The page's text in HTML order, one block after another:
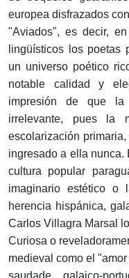
europea disfrazados
"Aviados", es decir,
lingüísticos los poetas
un universo poético
notable calidad y
impresión de que
irrelevante, pues la
escolarización
ingresado a ella nunca.
cultura popular
imaginario estético o
herencia hispánica,
Carlos Villagra Marsal
Curiosa o
medieval como el